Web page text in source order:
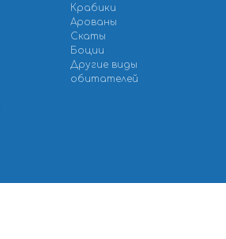
Крабики
Арованы
Скаты
Боции
Другие виды
обитателей